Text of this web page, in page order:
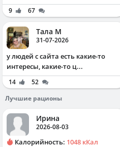
9 67
Тала М
31-07-2026
у людей с сайта есть какие-то
интересы, какие-то ц...
14
52
Лучшие рационы
Ирина
2026-08-03
Калорийность: 1048 кКал